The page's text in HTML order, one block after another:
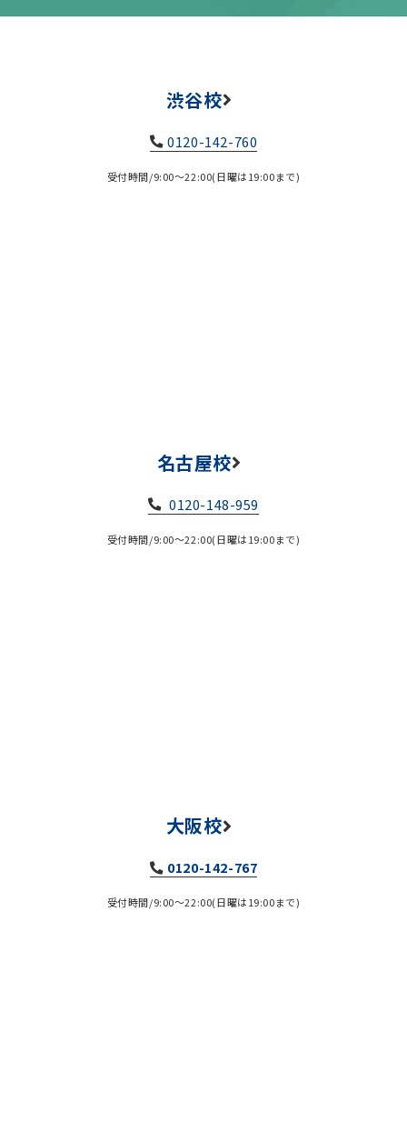
渋谷校
0120-142-760
受付時間/9:00～22:00(日曜は19:00まで)
名古屋校
0120-148-959
受付時間/9:00～22:00(日曜は19:00まで)
大阪校
0120-142-767
受付時間/9:00～22:00(日曜は19:00まで)